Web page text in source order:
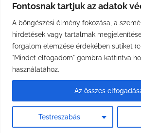
Fontosnak tartjuk az adatok
A böngészési élmény fokozása, a
hirdetések vagy tartalmak
forgalom elemzése érdekében sütiket
"Mindet elfogadom" gombra kattintva
használatához.
Testreszabás
Az összes